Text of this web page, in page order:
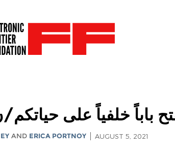
باباً خلفياً على
AND ERICA PORTNOY AUGUST 5, 2021